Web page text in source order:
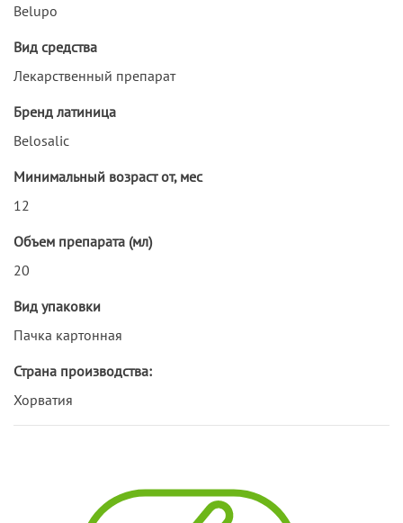
Belupo
Вид средства
Лекарственный препарат
Бренд латиница
Belosalic
Минимальный возраст от, мес
12
Объем препарата (мл)
20
Вид упаковки
Пачка картонная
Страна производства:
Хорватия